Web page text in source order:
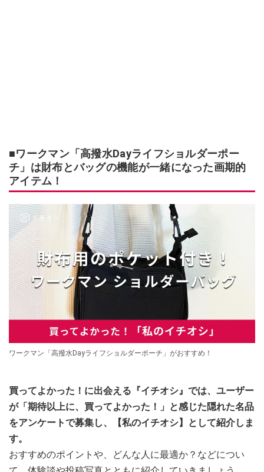
■ワークマン「高撥水Dayライフショルダーポー
チ」は財布とバッグの機能が一緒になった画期的
アイテム！
ワークマン「高撥水Dayライフショルダーポーチ」がおすすめ！
買ってよかった！に出会える『イチオシ』では、ユーザー
が「期待以上に、買ってよかった！」と感じた隠れた名品
をアンケートで募集し、【私のイチオシ】として紹介しま
す。
おすすめのポイントや、どんな人に最適か？などについ